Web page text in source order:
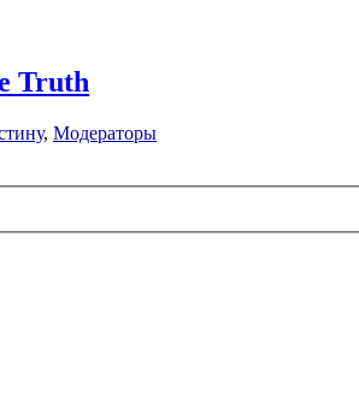
Truth
, Модераторы